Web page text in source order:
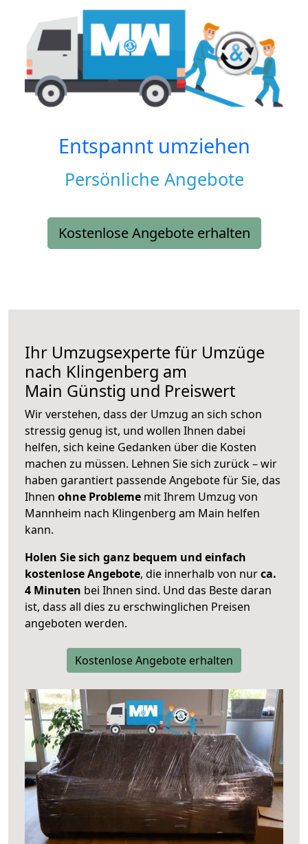
Entspannt umziehen
Persönliche Angebote
Kostenlose Angebote erhalten
Ihr Umzugsexperte für Umzüge
nach Klingenberg am
Main Günstig und Preiswert
Wir verstehen, dass der Umzug an sich schon
stressig genug ist, und wollen Ihnen dabei
helfen, sich keine Gedanken über die Kosten
machen zu müssen. Lehnen Sie sich zurück – wir
haben garantiert passende Angebote für Sie, das
Ihnen ohne Probleme mit Ihrem Umzug von
Mannheim nach Klingenberg am Main helfen
kann.
Holen Sie sich ganz bequem und einfach
kostenlose Angebote, die innerhalb von nurca.
4 Minuten bei Ihnen sind. Und das Beste daran
ist, dass all dies zu erschwinglichen Preisen
angeboten werden.
Kostenlose Angebote erhalten